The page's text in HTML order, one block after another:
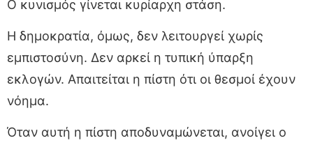
Ο κυνισμός γίνεται κυρίαρχη στάση.
Η δημοκρατία, όμως, δεν λειτουργεί χωρίς
εμπιστοσύνη. Δεν αρκεί η τυπική ύπαρξη
εκλογών. Απαιτείται η πίστη ότι οι θεσμοί έχουν
νόημα.
Όταν αυτή η πίστη αποδυναμώνεται, ανοίγει ο